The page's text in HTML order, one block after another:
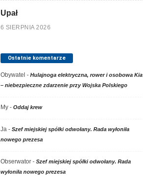
Upał
6 SIERPNIA 2026
Ostatnie komentarze
Obywatel - Hulajnoga elektryczna, rower i osobowa Kia
– niebezpieczne zdarzenie przy Wojska Polskiego
My- Oddaj krew
Ja- Szef miejskiej spółki odwołany. Rada wyłoniła
nowego prezesa
Obserwator- Szef miejskiej spółki odwołany. Rada
wyłoniła nowego prezesa